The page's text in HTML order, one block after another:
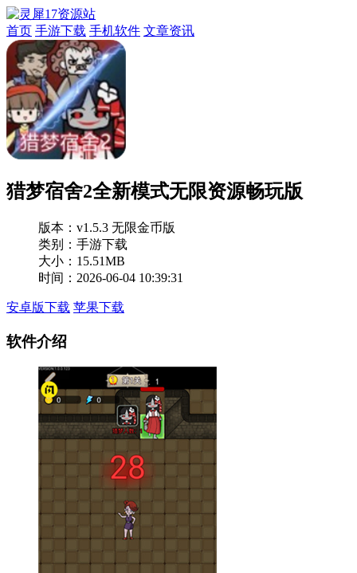
首页 手游下载 手机软件 文章资讯
猎梦宿舍2全新模式无限资源畅玩版
版本： v1.5.3 无限金币版
类别：手游下载
大小：15.51MB
时间：2026-06-04 10:39:31
安卓版下载 苹果下载
软件介绍